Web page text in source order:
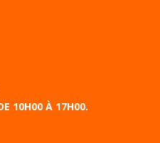
10H00 À 17H00.